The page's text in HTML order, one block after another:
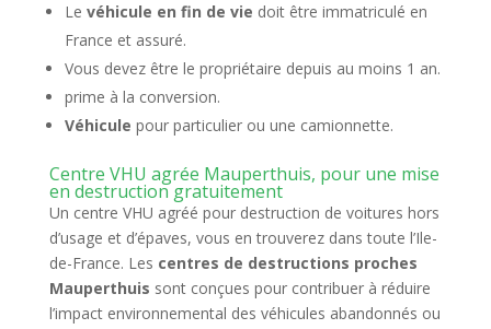
Le véhicule en fin de vie doit être immatriculé en
France et assuré.
Vous devez être le propriétaire depuis au moins 1 an.
prime à la conversion.
Véhicule pour particulier ou une camionnette.
Centre VHU agrée Mauperthuis, pour une mise
en destruction gratuitement
Un centre VHU agréé pour destruction de voitures hors
d’usage et d’épaves, vous en trouverez dans toute l’Ile-
de-France. Les centres de destructions proches
Mauperthuis sont conçues pour contribuer à réduire
l’impact environnemental des véhicules abandonnés ou